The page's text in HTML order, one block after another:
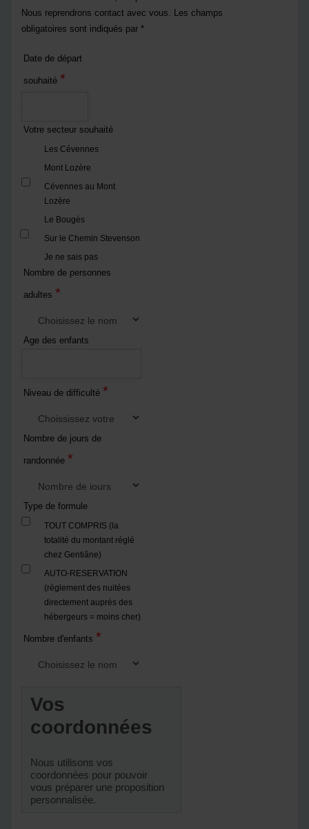
Nous reprendrons contact avec vous. Les champs
obligatoires sont indiqués par *
Date de départ
souhaité *
Votre secteur souhaité
Les Cévennes
Mont Lozère
Cévennes au Mont
Lozère
Le Bougès
Sur le Chemin Stevenson
Je ne sais pas
Nombre de personnes
adultes *
Age des enfants
Niveau de difficulté *
Nombre de jours de
randonnée *
Type de formule
TOUT COMPRIS (la
totalité du montant réglé
chez Gentiâne)
AUTO-RESERVATION
(règlement des nuitées
directement auprès des
hébergeurs = moins cher)
Nombre d'enfants *
Vos
coordonnées
Nous utilisons vos
coordonnées pour pouvoir
vous préparer une proposition
personnalisée.